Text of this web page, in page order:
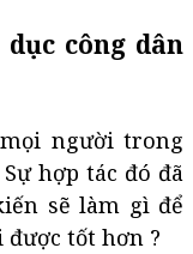
công dân
người trong
hợp tác đó đã
sẽ làm gì để
được tốt hơn ?